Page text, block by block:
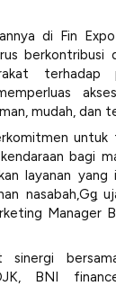
di Fin
berkontribusi
terhadap
mudah, dan
untuk
bagi
layanan
nasabah,Gǥ
Manager
sinergi
BNI